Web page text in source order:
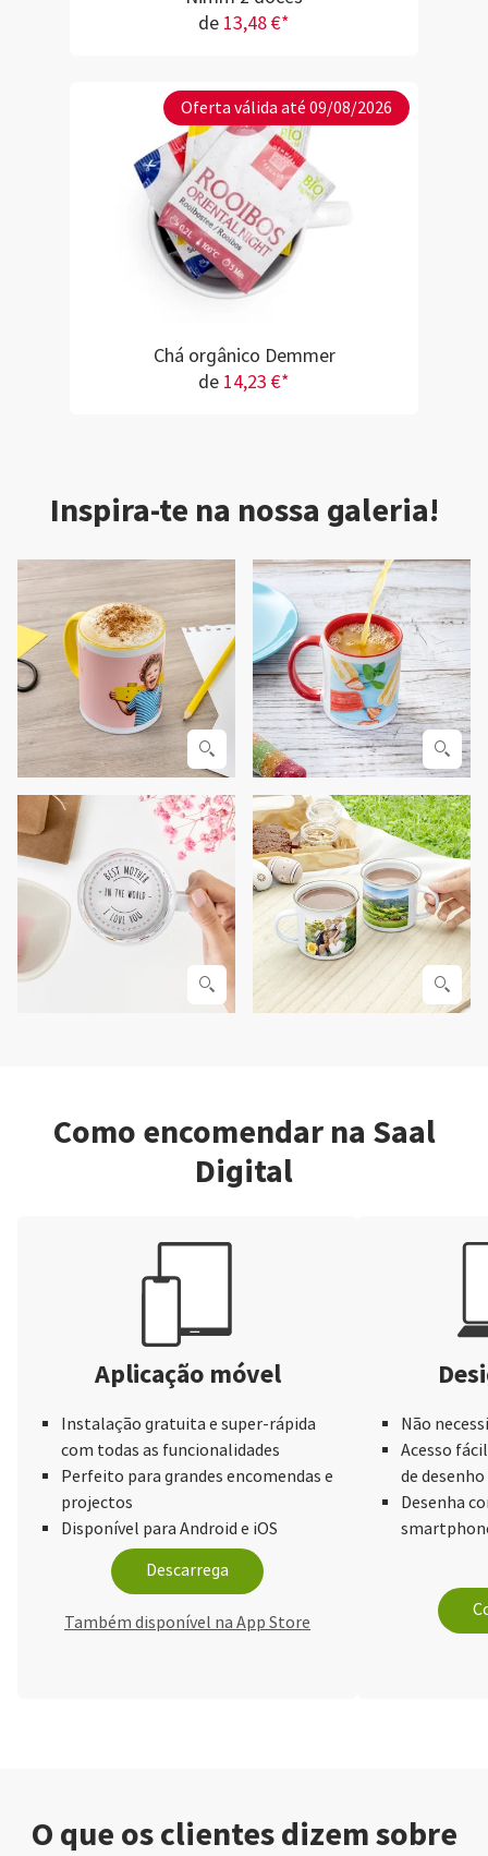
de 13,48 €*
Oferta válida até 09/08/2026
Chá orgânico Demmer
de 14,23 €*
Inspira-te na nossa galeria!
Como encomendar na Saal
Digital
Aplicação móvel
Instalação gratuita e super-rápida
com todas as funcionalidades
Perfeito para grandes encomendas e
projectos
Disponível para Android e iOS
Descarrega
Também disponível na App Store
Não
Acesso
de desenho
Desenha
O que os clientes dizem sobre